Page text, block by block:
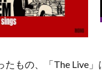
たもの、「The Live